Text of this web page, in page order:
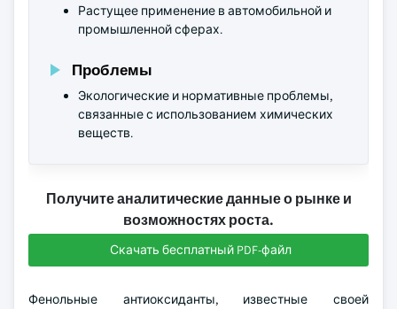
Растущее применение в автомобильной и
промышленной сферах.
Проблемы
Экологические и нормативные проблемы,
связанные с использованием химических
веществ.
Получите аналитические данные о рынке и
возможностях роста.
Скачать бесплатный PDF-файл
Фенольные антиоксиданты, известные своей